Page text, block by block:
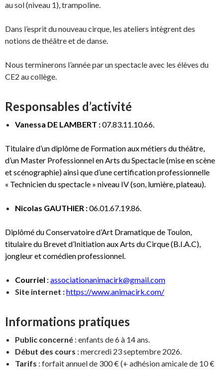
au sol (niveau 1), trampoline.
Dans l’esprit du nouveau cirque, les ateliers intègrent des
notions de théâtre et de danse.
Nous terminerons l’année par un spectacle avec les élèves du
CE2 au collège.
Responsables d’activité
Vanessa DE LAMBERT :07.83.11.10.66.
Titulaire d’un diplôme de Formation aux métiers du théâtre,
d’un Master Professionnel en Arts du Spectacle (mise en scène
et scénographie) ainsi que d’une certification professionnelle
« Technicien du spectacle » niveau IV (son, lumière, plateau).
Nicolas GAUTHIER :06.01.67.19.86.
Diplômé du Conservatoire d’Art Dramatique de Toulon,
titulaire du Brevet d’Initiation aux Arts du Cirque (B.I.A.C),
jongleur et comédien professionnel.
Courriel : associationanimacirk@gmail.com
Site internet :https://www.animacirk.com/
Informations pratiques
Public concerné : enfants de 6 à 14 ans.
Début des cours : mercredi 23 septembre 2026.
Tarifs : forfait annuel de 300 € (+ adhésion amicale de 10 €